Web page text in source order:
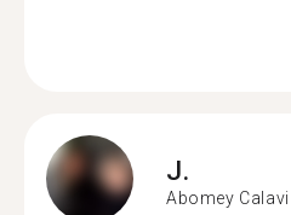
J.
Abomey Calavi